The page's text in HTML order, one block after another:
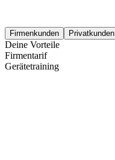
Firmenkunden Privatkunden
Deine Vorteile
Firmentarif
Gerätetraining